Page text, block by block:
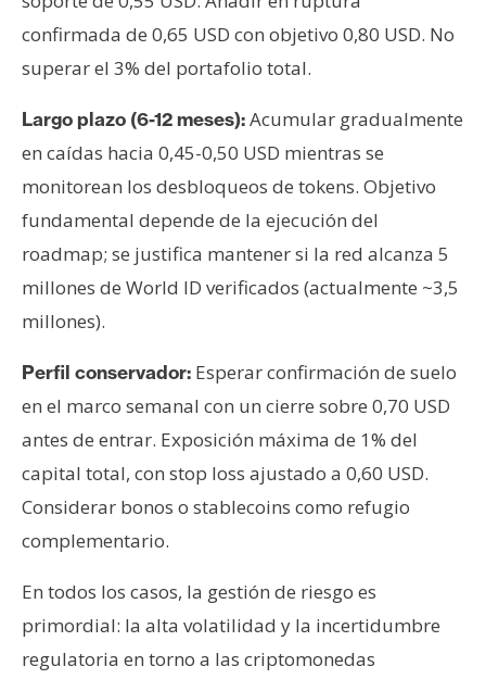
confirmada de 0,65 USD con objetivo 0,80 USD. No
superar el 3% del portafolio total.
Largo plazo (6-12 meses):Acumular gradualmente
en caídas hacia 0,45-0,50 USD mientras se
monitorean los desbloqueos de tokens. Objetivo
fundamental depende de la ejecución del
roadmap; se justifica mantener si la red alcanza 5
millones de World ID verificados (actualmente ~3,5
millones).
Perfil conservador: Esperar confirmación de suelo
en el marco semanal con un cierre sobre 0,70 USD
antes de entrar. Exposición máxima de 1% del
capital total, con stop loss ajustado a 0,60 USD.
Considerar bonos o stablecoins como refugio
complementario.
En todos los casos, la gestión de riesgo es
primordial: la alta volatilidad y la incertidumbre
regulatoria en torno a las criptomonedas